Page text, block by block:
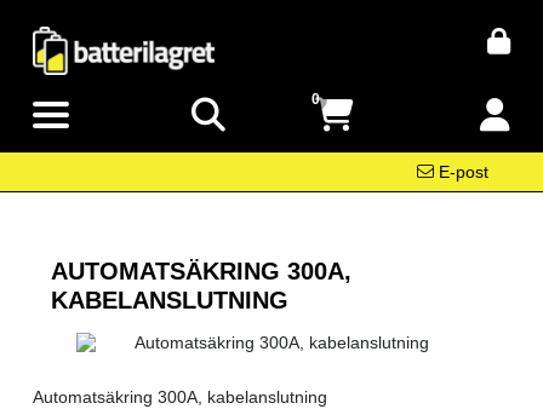
0
E-post
AUTOMATSÄKRING 300A,
KABELANSLUTNING
Automatsäkring 300A, kabelanslutning